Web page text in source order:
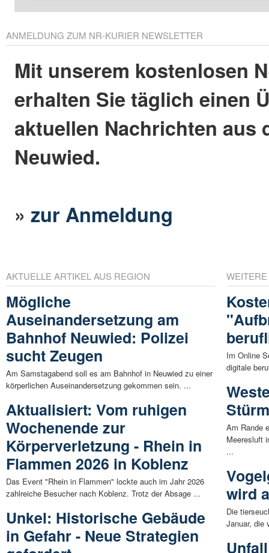
ANMELDUNG ZUM NR-KURIER NEWSLETTER
Mit unserem kostenlosen
erhalten Sie täglich einen
aktuellen Nachrichten aus
Neuwied.
»zur Anmeldung
AKTUELLE ARTIKEL AUS REGION
Mögliche
Auseinandersetzung am
Bahnhof Neuwied: Polizei
sucht Zeugen
Am Samstagabend soll es am Bahnhof in Neuwied zu einer
körperlichen Auseinandersetzung gekommen sein. ...
Aktualisiert: Vom ruhigen
Wochenende zur
Körperverletzung - Rhein in
Flammen 2026 in Koblenz
Das Event "Rhein in Flammen" lockte auch im Jahr 2026
zahlreiche Besucher nach Koblenz. Trotz der Absage ...
Unkel: Historische Gebäude
in Gefahr - Neue Strategien
Im Online
digitale
Am Rande
Meeresluft
...
wird
Die
Januar, die